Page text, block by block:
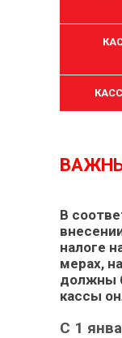
В
налоге
мерах,
должны
кассы
С 1